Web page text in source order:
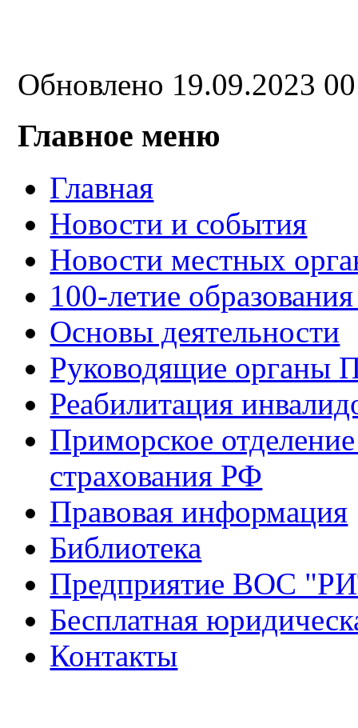
Обновлено 19.09.2023
Главное меню
Главная
Новости и события
Новости местных
100-летие
Основы деятельности
Руководящие органы
Реабилитация
Приморское
страхования РФ
Правовая информация
Библиотека
Предприятие ВОС
Бесплатная
Контакты